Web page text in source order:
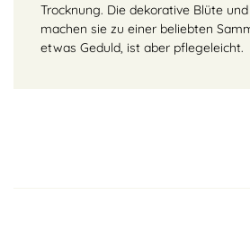
Trocknung. Die dekorative Blüte
machen sie zu einer beliebten
etwas Geduld, ist aber pflegeleicht.